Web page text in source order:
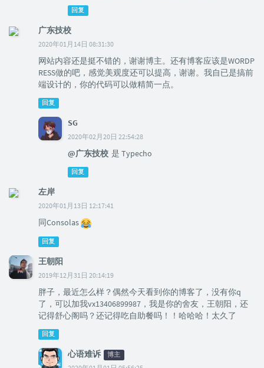
回复
广东技校
2020年01月14日 08:31:30
网站内容还是挺不错的，谢谢博主。还有博客应该是WORDP
RESS做的吧，感觉美观度还可以提高，谢谢。我自已是搞前
端设计的，你的代码可以做精简一点。
回复
SG
2020年02月20日 22:54:28
@广东技校 是 Typecho
回复
左岸
2020年01月13日 12:17:41
同Consolas
回复
王朝阳
2019年12月31日 20:14:19
胖子，最近怎么样？偶然今天看到你的博客了，没有你q
了，可以加我vx13406899987，我是你的舍友，王朝阳，还
记得舒心阁吗？还记得吃自助餐吗！！哈哈哈！太久了
回复
心语难诉 博主